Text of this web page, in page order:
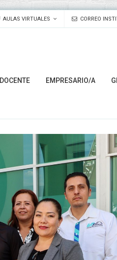
AULAS VIRTUALES CORREO
DOCENTE EMPRESARIO/A